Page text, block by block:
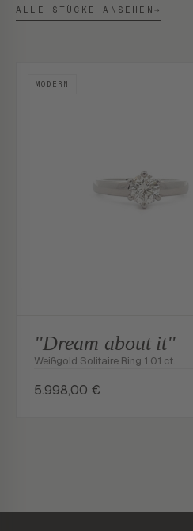
ALLE STÜCKE ANSEHEN →
MODERN
"Dream about it"
Weißgold Solitaire Ring 1.01 ct.
5.998,00 €